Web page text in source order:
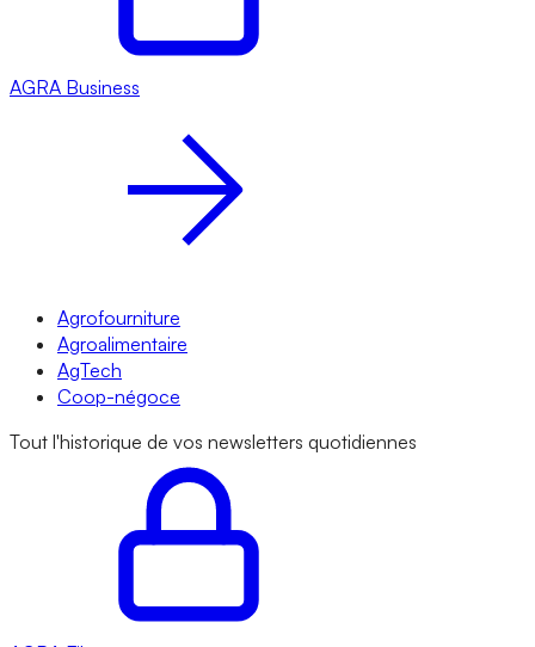
AGRA Business
Agrofourniture
Agroalimentaire
AgTech
Coop-négoce
Tout l'historique de vos newsletters quotidiennes